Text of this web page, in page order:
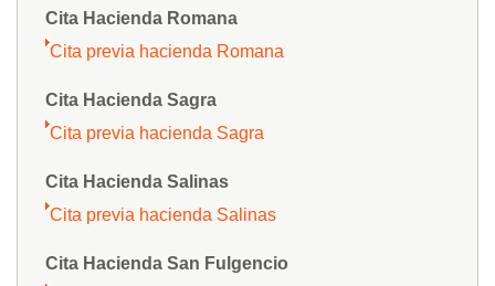
Cita Hacienda Romana
Cita previa hacienda Romana
Cita Hacienda Sagra
Cita previa hacienda Sagra
Cita Hacienda Salinas
Cita previa hacienda Salinas
Cita Hacienda San Fulgencio